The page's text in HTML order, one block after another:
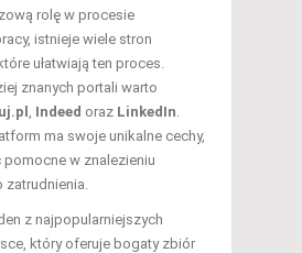
rolę w procesie
istnieje wiele stron
ułatwiają ten proces.
znanych portali warto
Indeed oraz LinkedIn
ma swoje unikalne cechy,
pomocne w znalezieniu
z najpopularniejszych
który oferuje bogaty zbiór